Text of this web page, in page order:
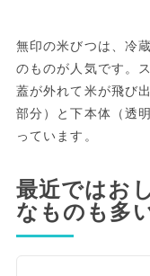
無印の米びつは、冷
のものが人気です。
蓋が外れて米が飛び
部分）と下本体（透
っています。
最近ではお
なものも多